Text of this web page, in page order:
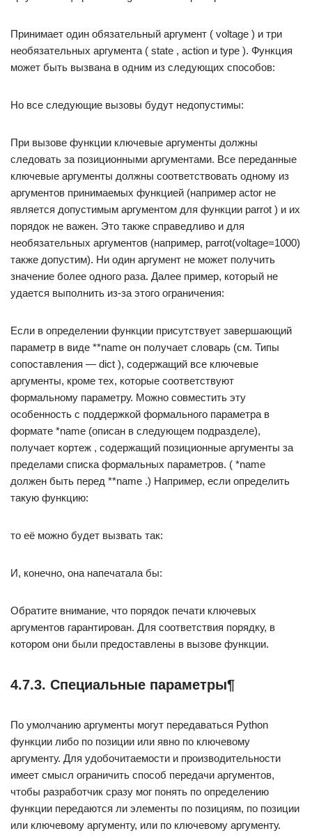
Принимает один обязательный аргумент ( voltage ) и три
необязательных аргумента ( state , action и type ). Функция
может быть вызвана в одним из следующих способов:
Но все следующие вызовы будут недопустимы:
При вызове функции ключевые аргументы должны
следовать за позиционными аргументами. Все переданные
ключевые аргументы должны соответствовать одному из
аргументов принимаемых функцией (например actor не
является допустимым аргументом для функции parrot ) и их
порядок не важен. Это также справедливо и для
необязательных аргументов (например, parrot(voltage=1000)
также допустим). Ни один аргумент не может получить
значение более одного раза. Далее пример, который не
удается выполнить из-за этого ограничения:
Если в определении функции присутствует завершающий
параметр в виде **name он получает словарь (см. Типы
сопоставления — dict ), содержащий все ключевые
аргументы, кроме тех, которые соответствуют
формальному параметру. Можно совместить эту
особенность с поддержкой формального параметра в
формате *name (описан в следующем подразделе),
получает кортеж , содержащий позиционные аргументы за
пределами списка формальных параметров. ( *name
должен быть перед **name .) Например, если определить
такую функцию:
то её можно будет вызвать так:
И, конечно, она напечатала бы:
Обратите внимание, что порядок печати ключевых
аргументов гарантирован. Для соответствия порядку, в
котором они были предоставлены в вызове функции.
4.7.3. Специальные параметры¶
По умолчанию аргументы могут передаваться Python
функции либо по позиции или явно по ключевому
аргументу. Для удобочитаемости и производительности
имеет смысл ограничить способ передачи аргументов,
чтобы разработчик сразу мог понять по определению
функции передаются ли элементы по позициям, по позиции
или ключевому аргументу, или по ключевому аргументу.